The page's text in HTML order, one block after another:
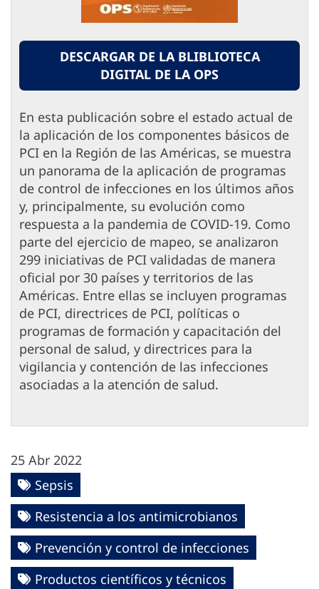
DESCARGAR DE LA BLIBLIOTECA
DIGITAL DE LA OPS
En esta publicación sobre el estado actual de
la aplicación de los componentes básicos de
PCI en la Región de las Américas, se muestra
un panorama de la aplicación de programas
de control de infecciones en los últimos años
y, principalmente, su evolución como
respuesta a la pandemia de COVID-19. Como
parte del ejercicio de mapeo, se analizaron
299 iniciativas de PCI validadas de manera
oficial por 30 países y territorios de las
Américas. Entre ellas se incluyen programas
de PCI, directrices de PCI, políticas o
programas de formación y capacitación del
personal de salud, y directrices para la
vigilancia y contención de las infecciones
asociadas a la atención de salud.
25 Abr 2022
Sepsis
Resistencia a los antimicrobianos
Prevención y control de infecciones
Productos científicos y técnicos